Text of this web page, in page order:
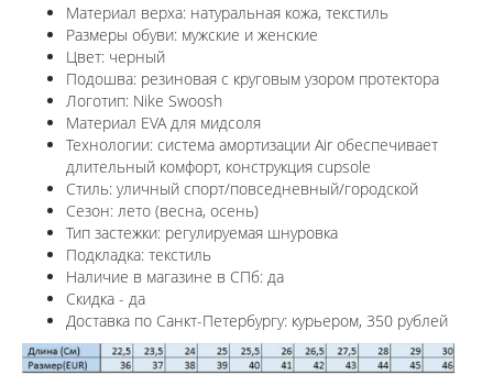
Материал верха: натуральная кожа, текстиль
Размеры обуви: мужские и женские
Цвет: черный
Подошва: резиновая с круговым узором протектора
Логотип: Nike Swoosh
Материал EVA для мидсоля
Технологии: система амортизации Air обеспечивает
длительный комфорт, конструкция cupsole
Стиль: уличный спорт/повседневный/городской
Сезон: лето (весна, осень)
Тип застежки: регулируемая шнуровка
Подкладка: текстиль
Наличие в магазине в СПб: да
Скидка - да
Доставка по Санкт-Петербургу: курьером, 350 рублей